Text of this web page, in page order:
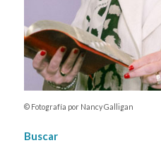
© Fotografía por Nancy Galligan
Buscar